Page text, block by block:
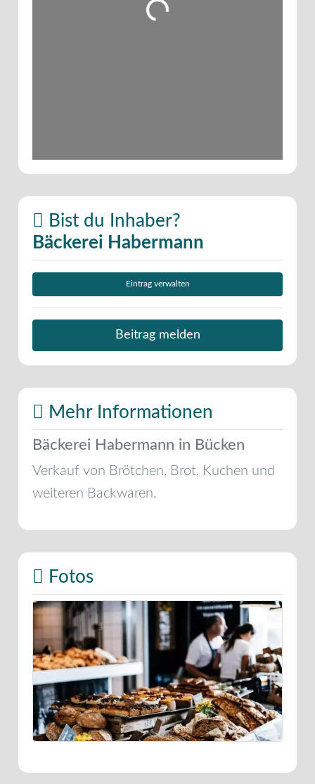
Wird geladen …
Bist du Inhaber?
Bäckerei Habermann
Eintrag verwalten
Beitrag melden
Mehr Informationen
Bäckerei Habermann in Bücken
Verkauf von Brötchen, Brot, Kuchen und
weiteren Backwaren.
Fotos